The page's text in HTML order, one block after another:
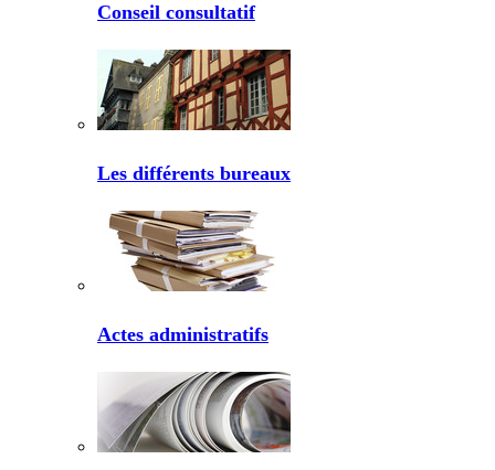
Conseil consultatif
Les différents bureaux
Actes administratifs